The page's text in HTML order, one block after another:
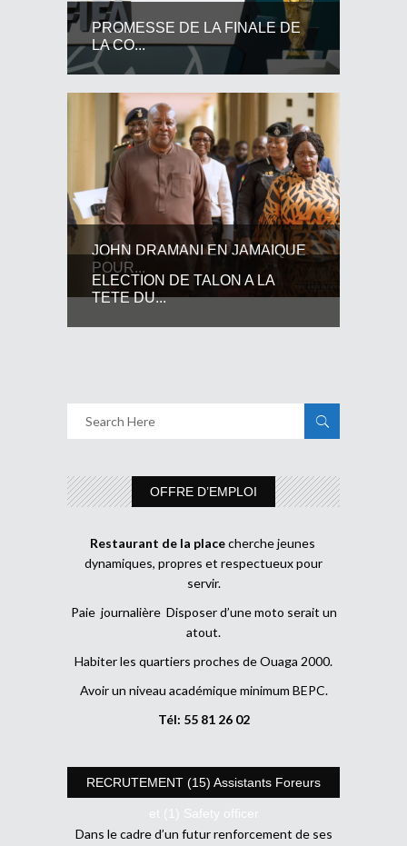
PROMESSE DE LA FINALE DE
LA CO...
JOHN DRAMANI EN JAMAIQUE
POUR...
ELECTION DE TALON A LA
TETE DU...
OFFRE D’EMPLOI
Restaurant de la placecherche jeunes
dynamiques, propres et respectueux pour
servir.
Paie journalière Disposer d’une moto serait un
atout.
Habiter les quartiers proches de Ouaga 2000.
Avoir un niveau académique minimum BEPC.
Tél: 55 81 26 02
RECRUTEMENT (15) Assistants Foreurs
et (1) Safety officer
Dans le cadre d’un futur renforcement de ses